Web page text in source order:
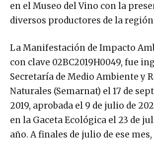
en el Museo del Vino con la
diversos productores de la
La Manifestación de Impacto
con clave 02BC2019H0049, fue
Secretaría de Medio Ambiente y
Naturales (Semarnat) el 17 de
2019, aprobada el 9 de julio de
en la Gaceta Ecológica el 23 de
año. A finales de julio de ese